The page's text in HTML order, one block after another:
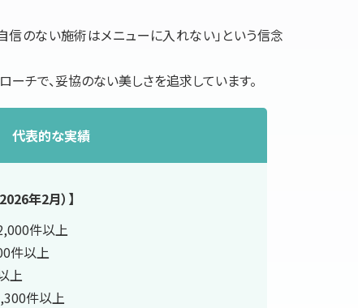
のない施術はメニューに入れない」という信念
チで、妥協のない美しさを追求しています。
代表的な実績
年2月）】
件以上
件以上
上
件以上